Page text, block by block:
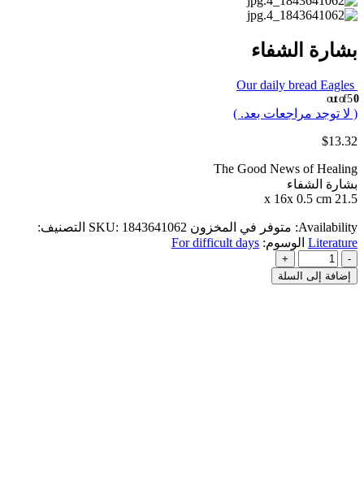
بشارة الشفاء
Our daily bread Eagles
0
out of 5
( لا توجد مراجعات بعد. )
$13.32
The Good News of Healing
بشارة الشفاء
21.5 x 16x 0.5 cm
Availability: متوفر في المخزون SKU: 1843641062
التصنيف:
Literature الوسوم: For difficult days
-
+
إضافة إلى السلة